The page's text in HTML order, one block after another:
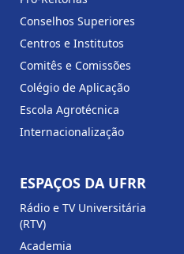
Conselhos Superiores
Centros e Institutos
Comitês e Comissões
Colégio de Aplicação
Escola Agrotécnica
Internacionalização
ESPAÇOS DA UFRR
Rádio e TV Universitária
(RTV)
Academia